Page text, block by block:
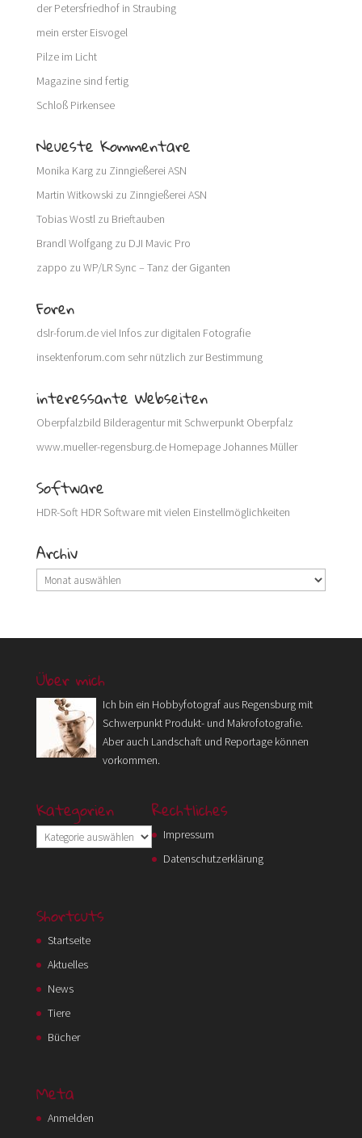
der Petersfriedhof in Straubing
mein erster Eisvogel
Pilze im Licht
Magazine sind fertig
Schloß Pirkensee
Neueste Kommentare
Monika Kargzu Zinngießerei ASN
Martin Witkowski zu Zinngießerei ASN
Tobias Wostlzu Brieftauben
Brandl Wolfgangzu DJI Mavic Pro
zappo zu WP/LR Sync – Tanz der Giganten
Foren
dslr-forum.deviel Infos zur digitalen Fotografie
insektenforum.com sehr nützlich zur Bestimmung
interessante Webseiten
Oberpfalzbild Bilderagentur mit Schwerpunkt Oberpfalz
www.mueller-regensburg.deHomepage Johannes Müller
Software
HDR-SoftHDR Software mit vielen Einstellmöglichkeiten
Archiv
Archiv
Über mich
Ich bin ein Hobbyfotograf aus Regensburg mit
Schwerpunkt Produkt- und Makrofotografie.
Aber auch Landschaft und Reportage können
vorkommen.
Kategorien
Kategorien
Rechtliches
Impressum
Datenschutzerklärung
Shortcuts
Startseite
Aktuelles
News
Tiere
Bücher
Meta
Anmelden